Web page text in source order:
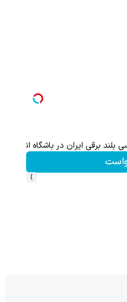
از آیفون 17 تا پلی استیشن 5 جایزه ببر 🎮😍📱 | بازی کن ، گردونه بچرخون
›